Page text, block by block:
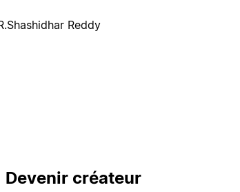
Reddy
Devenir créateur